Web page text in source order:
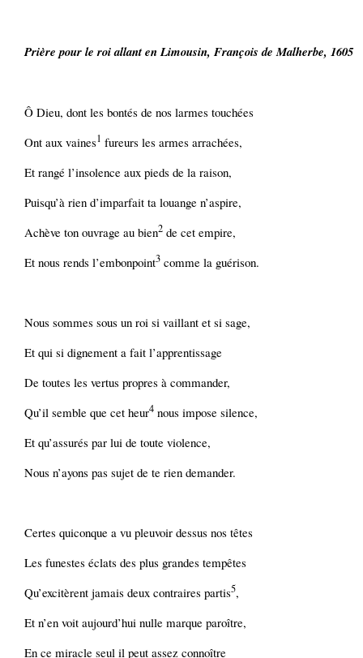
Prière pour le roi allant en Limousin, François de Malherbe, 1605
Ô Dieu, dont les bontés de nos larmes touchées
Ont aux vaines1 fureurs les armes arrachées,
Et rangé l’insolence aux pieds de la raison,
Puisqu’à rien d’imparfait ta louange n’aspire,
Achève ton ouvrage au bien2 de cet empire,
Et nous rends l’embonpoint3 comme la guérison.
Nous sommes sous un roi si vaillant et si sage,
Et qui si dignement a fait l’apprentissage
De toutes les vertus propres à commander,
Qu’il semble que cet heur4 nous impose silence,
Et qu’assurés par lui de toute violence,
Nous n’ayons pas sujet de te rien demander.
Certes quiconque a vu pleuvoir dessus nos têtes
Les funestes éclats des plus grandes tempêtes
Qu’excitèrent jamais deux contraires partis5,
Et n’en voit aujourd’hui nulle marque paroître,
En ce miracle seul il peut assez connoître